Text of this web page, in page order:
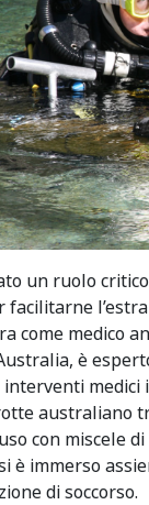
un ruolo
come medico
è
medici
australiano
con miscele di
è immerso
di soccorso.